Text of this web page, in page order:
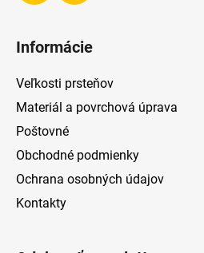
Informácie
Veľkosti prsteňov
Materiál a povrchová úprava
Poštovné
Obchodné podmienky
Ochrana osobných údajov
Kontakty